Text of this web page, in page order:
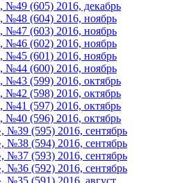
№49 (605) 2016, декабрь
№48 (604) 2016, ноябрь
№47 (603) 2016, ноябрь
№46 (602) 2016, ноябрь
№45 (601) 2016, ноябрь
№44 (600) 2016, ноябрь
№43 (599) 2016, октябрь
№42 (598) 2016, октябрь
№41 (597) 2016, октябрь
№40 (596) 2016, октябрь
№39 (595) 2016, сентябрь
№38 (594) 2016, сентябрь
№37 (593) 2016, сентябрь
№36 (592) 2016, сентябрь
№35 (591) 2016, август